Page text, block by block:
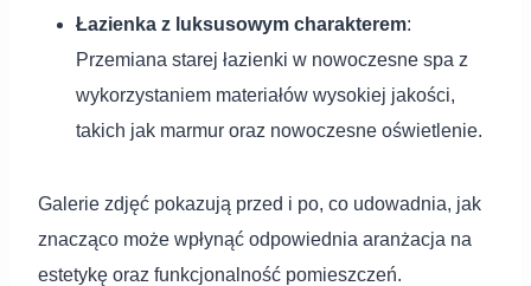
Łazienka z luksusowym charakterem:
Przemiana starej łazienki w nowoczesne spa z
wykorzystaniem materiałów wysokiej jakości,
takich jak marmur oraz nowoczesne oświetlenie.
Galerie zdjęć pokazują przed i po, co udowadnia, jak
znacząco może wpłynąć odpowiednia aranżacja na
estetykę oraz funkcjonalność pomieszczeń.